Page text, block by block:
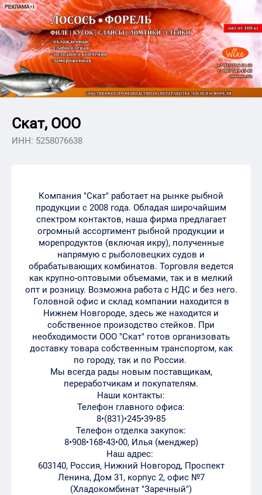
Скат, ООО
ИНН: 5258076638
Компания "Скат" работает на рынке рыбной
продукции с 2008 года. Обладая широчайшим
спектром контактов, наша фирма предлагает
огромный ассортимент рыбной продукции и
морепродуктов (включая икру), полученные
напрямую с рыболовецких судов и
обрабатывающих комбинатов. Торговля ведется
как крупно-оптовыми объемами, так и в мелкий
опт и розницу. Возможна работа с НДС и без него.
Головной офис и склад компании находится в
Нижнем Новгороде, здесь же находится и
собственное произодство стейков. При
необходимости ООО "Скат" готов организовать
доставку товара собственным транспортом, как
по городу, так и по России.
Мы всегда рады новым поставщикам,
переработчикам и покупателям.
Наши контакты:
Телефон главного офиса:
8•(831)•245•39•85
Телефон отделка закупок:
8•908•168•43•00, Илья (менджер)
Наш адрес:
603140, Россия, Нижний Новгород, Проспект
Ленина, Дом 31, корпус 2, офис №7
(Хладокомбинат "Заречный")